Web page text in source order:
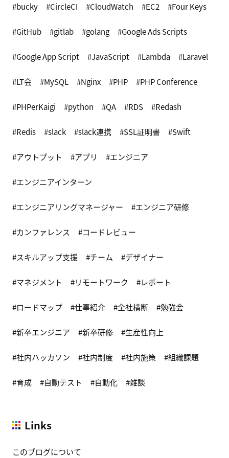
bucky CircleCI CloudWatch EC2 Four Keys
GitHub gitlab golang Google Ads Scripts
Google App Script JavaScript Lambda Laravel
LT会 MySQL Nginx PHP PHP Conference
PHPerKaigi python QA RDS Redash
Redis slack slack連携 SSL証明書 Swift
アウトプット アプリ エンジニア
エンジニアインターン
エンジニアリングマネージャー エンジニア研修
カンファレンス コードレビュー
スキルアップ支援 チーム デザイナー
マネジメント リモートワーク レポート
ロードマップ 仕事紹介 全社横断 勉強会
新卒エンジニア 新卒研修 生産性向上
社内ハッカソン 社内制度 社内施策 組織課題
育成 自動テスト 自動化 雑談
Links
このブログについて